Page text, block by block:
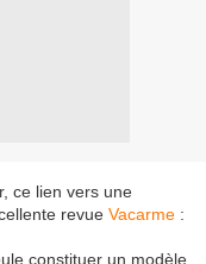
ce lien vers une
revue Vacarme :
constituer un modèle